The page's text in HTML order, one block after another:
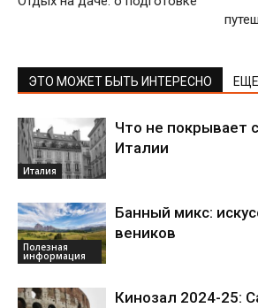
ЭТО МОЖЕТ БЫТЬ ИНТЕРЕСНО
Италия
Что не покрывает
Италии
Полезная
информация
Банный микс:
веников
Кинозал 2024-25: